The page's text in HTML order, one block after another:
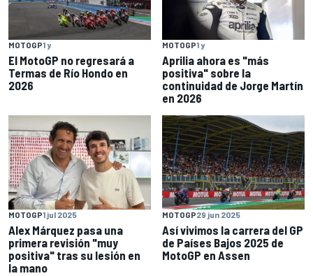
MOTOGP1 y
El MotoGP no regresará a
Termas de Río Hondo en
2026
MOTOGP1 y
Aprilia ahora es "más
positiva" sobre la
continuidad de Jorge Martín
en 2026
MOTOGP1 jul 2025
Alex Márquez pasa una
primera revisión "muy
positiva" tras su lesión en
la mano
MOTOGP29 jun 2025
Así vivimos la carrera del GP
de Países Bajos 2025 de
MotoGP en Assen